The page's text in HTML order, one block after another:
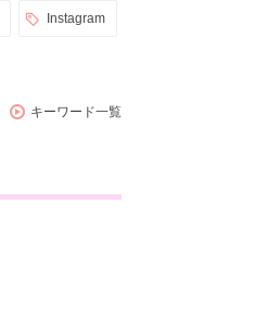
Instagram
キーワード一覧